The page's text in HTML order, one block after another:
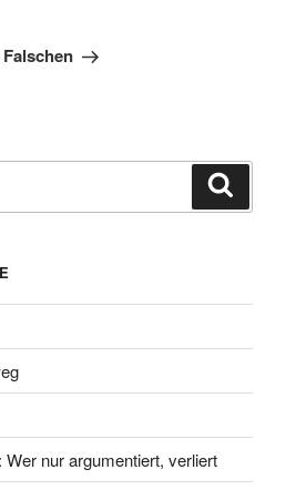
nur argumentiert, verliert